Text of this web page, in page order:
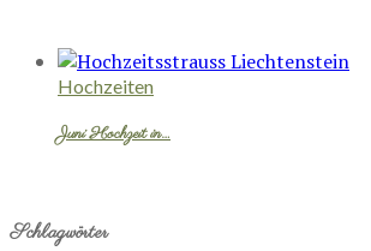
Hochzeiten
Juni Hochzeit in…
Schlagwörter